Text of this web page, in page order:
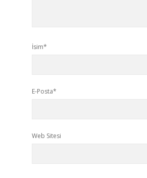
İsim*
E-Posta*
Web Sitesi